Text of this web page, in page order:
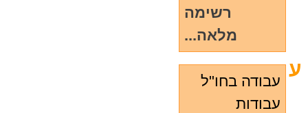
רשימה
מלאה...
ע
עבודה בחו"ל
עבודות